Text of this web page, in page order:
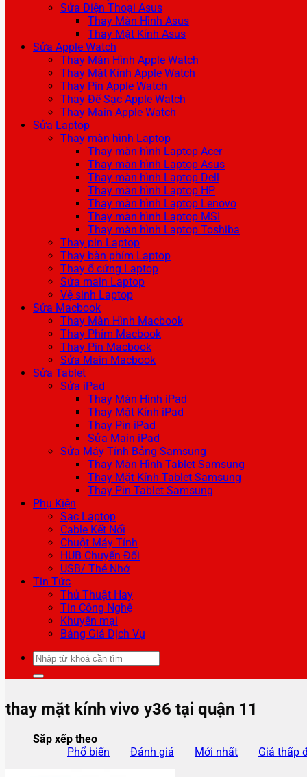
Sửa Điện Thoại Asus
Thay Màn Hình Asus
Thay Mặt Kính Asus
Sửa Apple Watch
Thay Màn Hình Apple Watch
Thay Mặt Kính Apple Watch
Thay Pin Apple Watch
Thay Đế Sạc Apple Watch
Thay Main Apple Watch
Sửa Laptop
Thay màn hình Laptop
Thay màn hình Laptop Acer
Thay màn hình Laptop Asus
Thay màn hình Laptop Dell
Thay màn hình Laptop HP
Thay màn hình Laptop Lenovo
Thay màn hình Laptop MSI
Thay màn hình Laptop Toshiba
Thay pin Laptop
Thay bàn phím Laptop
Thay ổ cứng Laptop
Sửa main Laptop
Vệ sinh Laptop
Sửa Macbook
Thay Màn Hình Macbook
Thay Phím Macbook
Thay Pin Macbook
Sửa Main Macbook
Sửa Tablet
Sửa iPad
Thay Màn Hình iPad
Thay Mặt Kính iPad
Thay Pin iPad
Sửa Main iPad
Sửa Máy Tính Bảng Samsung
Thay Màn Hình Tablet Samsung
Thay Mặt Kính Tablet Samsung
Thay Pin Tablet Samsung
Phụ Kiện
Sạc Laptop
Cable Kết Nối
Chuột Máy Tính
HUB Chuyển Đổi
USB/ Thẻ Nhớ
Tin Tức
Thủ Thuật Hay
Tin Công Nghệ
Khuyến mại
Bảng Giá Dịch Vụ
Tìm
kiếm:
thay mặt kính vivo y36 tại quận 11
Sắp xếp theo
Phổ biến
Đánh giá Mới nhất Giá thấp